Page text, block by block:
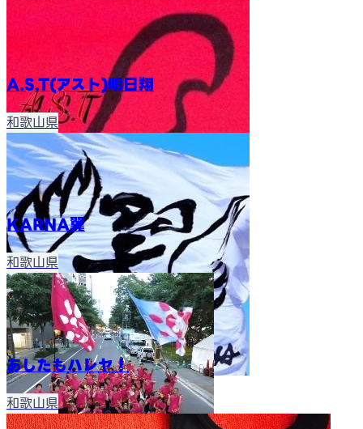
A.S.T(アスト)明日翔
和歌山県
KARNA翼
和歌山県
あしたもハレヤ！
和歌山県